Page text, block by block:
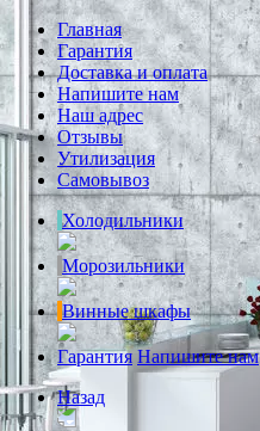
Главная
Гарантия
Доставка и оплата
Напишите нам
Наш адрес
Отзывы
Утилизация
Самовывоз
Холодильники
Морозильники
Винные шкафы
Гарантия Напишите нам
Назад